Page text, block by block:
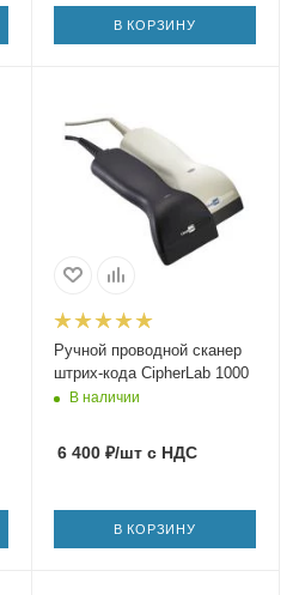
В КОРЗИНУ
Ручной проводной сканер
штрих-кода CipherLab 1000
В наличии
6 400₽/штс НДС
В КОРЗИНУ